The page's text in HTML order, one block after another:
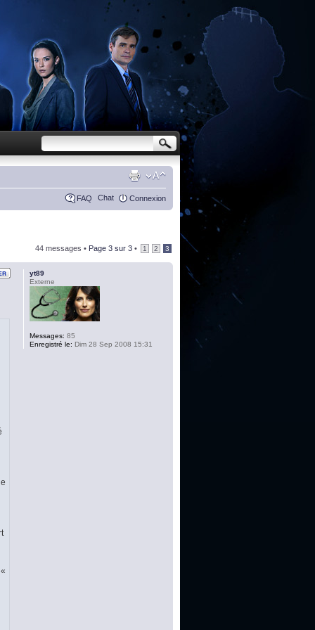
FAQ Chat Connexion
44 messages • Page 3 sur 3 • 1 2 3
yt89
Externe
Messages: 85
Enregistré le: Dim 28 Sep 2008 15:31